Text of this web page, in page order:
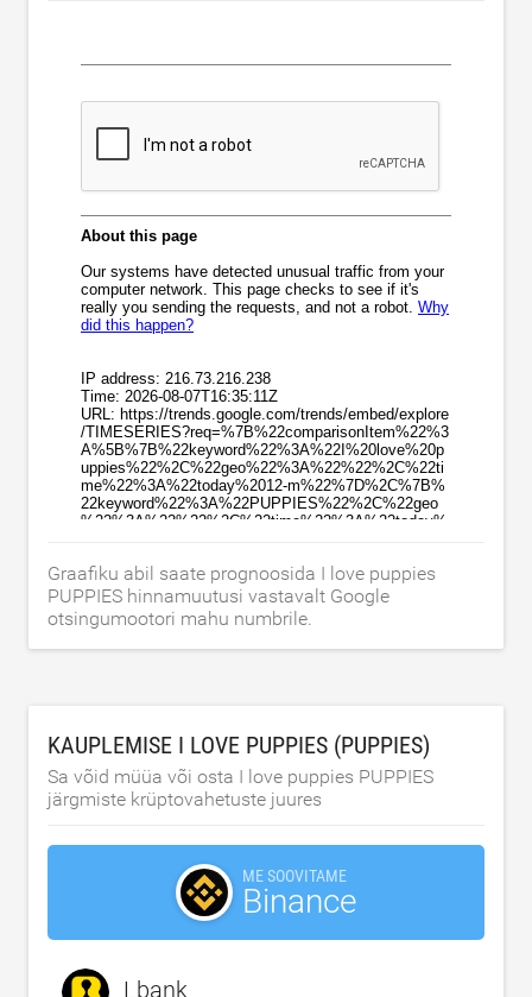
Graafiku abil saate prognoosida I love puppies
PUPPIES hinnamuutusi vastavalt Google
otsingumootori mahu numbrile.
KAUPLEMISE I LOVE PUPPIES (PUPPIES)
Sa võid müüa või osta I love puppies PUPPIES
järgmiste krüptovahetuste juures
ME SOOVITAME
Binance
Lbank